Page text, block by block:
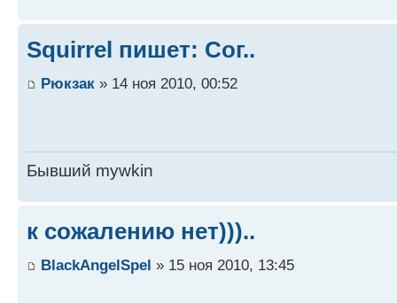
Squirrel пишет: Сог..
Рюкзак » 14 ноя 2010, 00:52
Бывший mywkin
к сожалению нет)))..
BlackAngelSpel » 15 ноя 2010, 13:45